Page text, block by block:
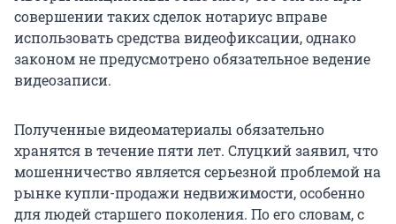
совершении таких сделок нотариус вправе
использовать средства видеофиксации, однако
законом не предусмотрено обязательное ведение
видеозаписи.
Полученные видеоматериалы обязательно
хранятся в течение пяти лет. Слуцкий заявил, что
мошенничество является серьезной проблемой на
рынке купли-продажи недвижимости, особенно
для людей старшего поколения. По его словам, с